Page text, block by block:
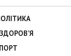
ЗДОРОВ’Я